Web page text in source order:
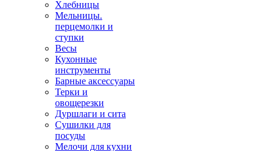
Хлебницы
Мельницы.
перцемолки и
ступки
Весы
Кухонные
инструменты
Барные аксессуары
Терки и
овощерезки
Дуршлаги и сита
Сушилки для
посуды
Мелочи для кухни